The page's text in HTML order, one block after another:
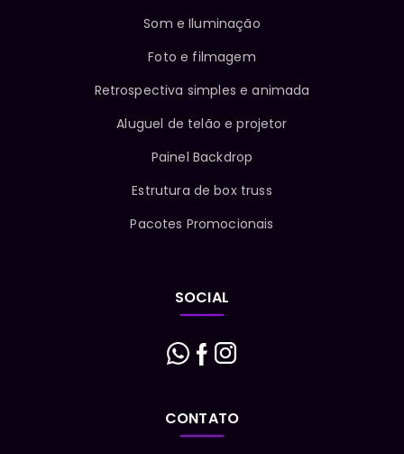
Som e Iluminação
Foto e filmagem
Retrospectiva simples e animada
Aluguel de telão e projetor
Painel Backdrop
Estrutura de box truss
Pacotes Promocionais
SOCIAL
CONTATO